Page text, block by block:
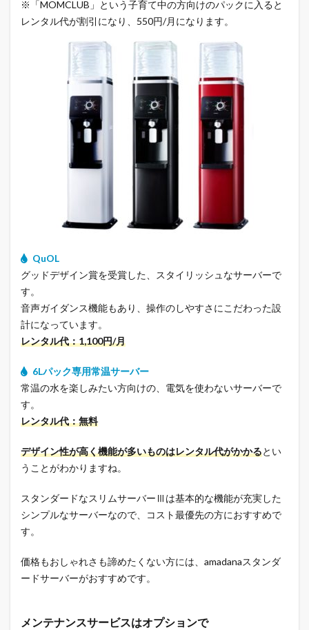
※「MOMCLUB」という子育て中の方向けのパックに入ると
レンタル代が割引になり、550円/月になります。
QuOL
グッドデザイン賞を受賞した、スタイリッシュなサーバーで
す。
音声ガイダンス機能もあり、操作のしやすさにこだわった設
計になっています。
レンタル代：1,100円/月
6Lパック専用常温サーバー
常温の水を楽しみたい方向けの、電気を使わないサーバーで
す。
レンタル代：無料
デザイン性が高く機能が多いものはレンタル代がかかるとい
うことがわかりますね。
スタンダードなスリムサーバーⅢは基本的な機能が充実した
シンプルなサーバーなので、コスト最優先の方におすすめで
す。
価格もおしゃれさも諦めたくない方には、amadanaスタンダ
ードサーバーがおすすめです。
メンテナンスサービスはオプションで